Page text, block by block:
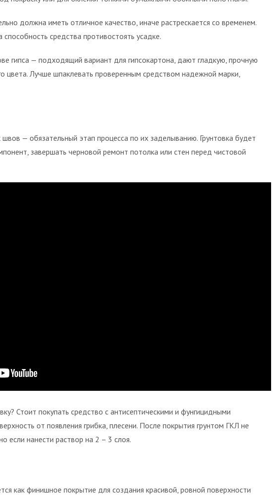
должна иметь отличное качество, иначе растрескается со временем.
средства противостоять усадке.
гипса — подходящий вариант для гипсокартона, дают гладкую, прочную
цвета. Лучше шпаклевать проверенным средством надежной марки,
— обязательный этап процесса по их заделыванию. Грунтовка будет
завершать черновой ремонт потолка или стен перед чистовой
Стоит покупать средство с антисептическими и фунгицидными
от появления грибка, плесени. После покрытия грунтом ГКЛ не
если нанести раствор на 2 – 3 слоя.
как финишное покрытие для создания красивой, ровной поверхности